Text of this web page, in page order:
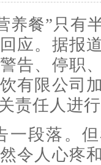
养餐”只有
应。据报
告、停职
有限公司
责任人进
一段落。
令人心疼